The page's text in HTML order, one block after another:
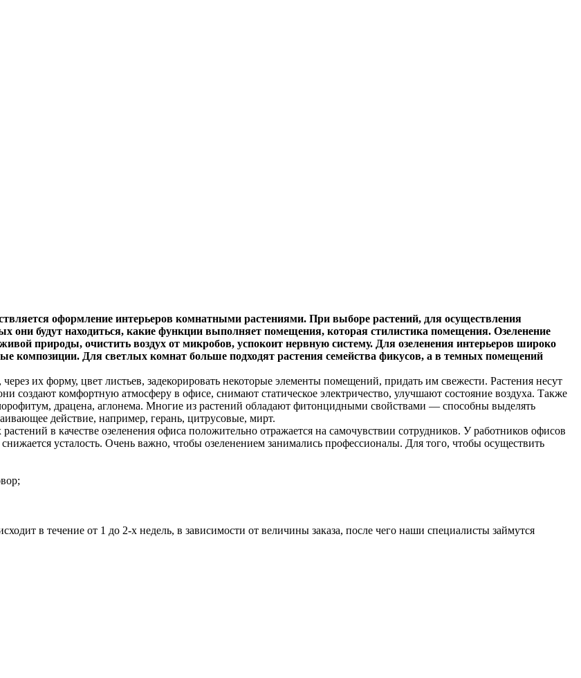
оформление интерьеров комнатными растениями. При выборе растений, для осуществления
будут находиться, какие функции выполняет помещения, которая стилистика помещения. Озеленение
природы, очистить воздух от микробов, успокоит нервную систему. Для озеленения интерьеров широко
композиции. Для светлых комнат больше подходят растения семейства фикусов, а в темных помещений
их форму, цвет листьев, задекорировать некоторые элементы помещений, придать им свежести. Растения несут
создают комфортную атмосферу в офисе, снимают статическое электричество, улучшают состояние воздуха. Также
драцена, аглонема. Многие из растений обладают фитонцидными свойствами — способны выделять
действие, например, герань, цитрусовые, мирт.
в качестве озеленения офиса положительно отражается на самочувствии сотрудников. У работников офисов
усталость. Очень важно, чтобы озеленением занимались профессионалы. Для того, чтобы осуществить
в течение от 1 до 2-х недель, в зависимости от величины заказа, после чего наши специалисты займутся